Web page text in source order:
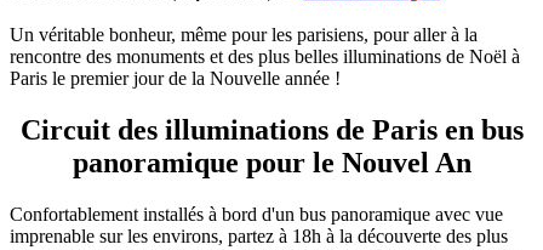
Un véritable bonheur, même pour les parisiens, pour aller à la
rencontre des monuments et des plus belles illuminations de Noël à
Paris le premier jour de la Nouvelle année !
Circuit des illuminations de Paris en bus
panoramique pour le Nouvel An
Confortablement installés à bord d'un bus panoramique avec vue
imprenable sur les environs, partez à 18h à la découverte des plus